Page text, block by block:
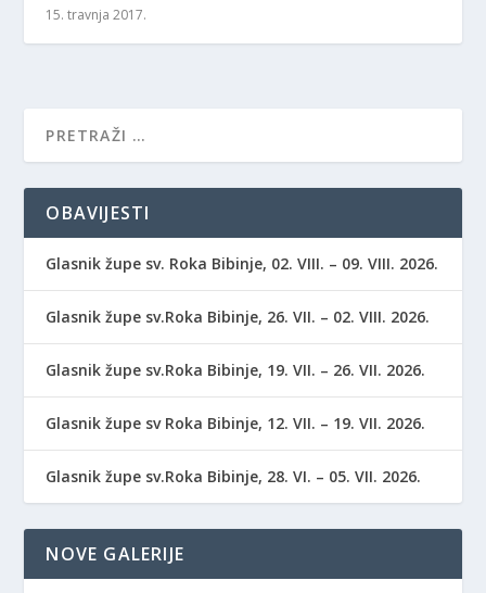
15. travnja 2017.
OBAVIJESTI
Glasnik župe sv. Roka Bibinje, 02. VIII. – 09. VIII. 2026.
Glasnik župe sv.Roka Bibinje, 26. VII. – 02. VIII. 2026.
Glasnik župe sv.Roka Bibinje, 19. VII. – 26. VII. 2026.
Glasnik župe sv Roka Bibinje, 12. VII. – 19. VII. 2026.
Glasnik župe sv.Roka Bibinje, 28. VI. – 05. VII. 2026.
NOVE GALERIJE